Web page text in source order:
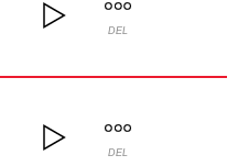
DEL
DEL